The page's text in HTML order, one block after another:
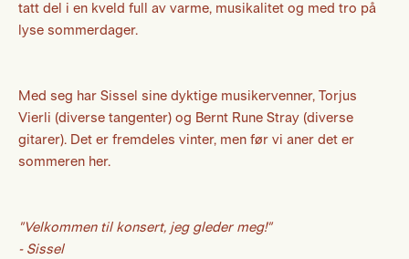
tatt del i en kveld full av varme, musikalitet og med tro på
lyse sommerdager.
Med seg har Sissel sine dyktige musikervenner, Torjus
Vierli (diverse tangenter) og Bernt Rune Stray (diverse
gitarer). Det er fremdeles vinter, men før vi aner det er
sommeren her.
"Velkommen til konsert, jeg gleder meg!"
- Sissel